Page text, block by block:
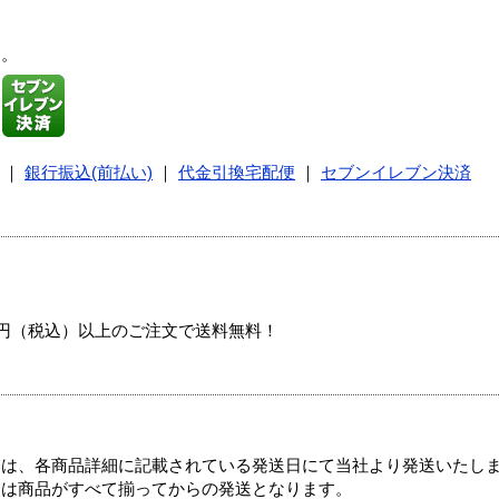
銀行振込(前払い) 代金引換宅配便 セブンイレブン決済
税込）以上のご注文で送料無料！
、各商品詳細に記載されている発送日にて当社より発送いたし
商品がすべて揃ってからの発送となります。